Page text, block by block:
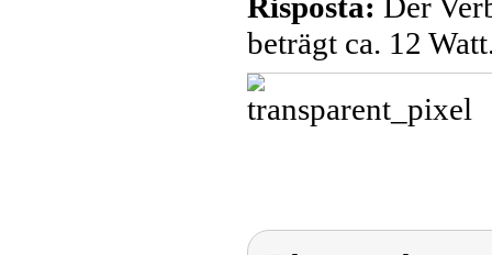
beträgt ca. 12